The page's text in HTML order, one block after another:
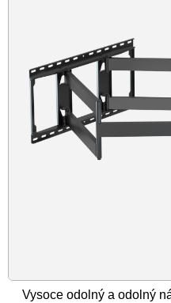
Vysoce odolný a odolný